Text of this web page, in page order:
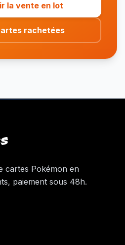
la vente en lot
rachetées
cartes Pokémon en
paiement sous 48h.